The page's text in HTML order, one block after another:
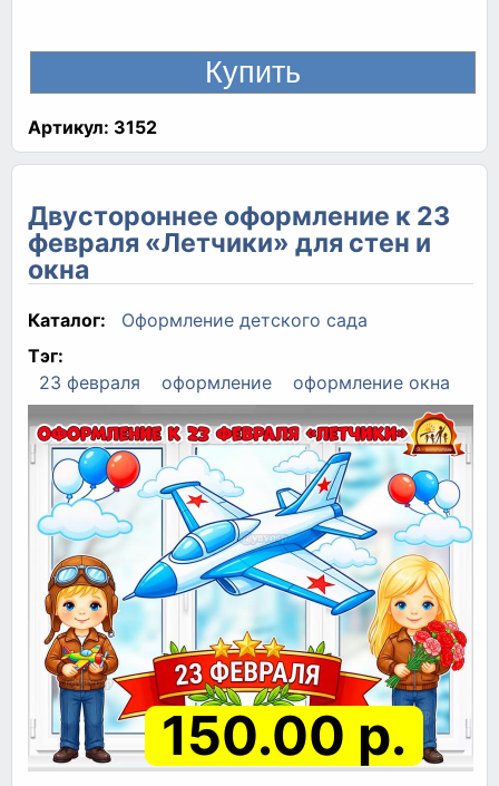
Артикул: 3152
Двустороннее оформление к 23
февраля «Летчики» для стен и
окна
Каталог:
Оформление детского сада
Тэг:
23 февраля
оформление оформление окна
150.00 р.